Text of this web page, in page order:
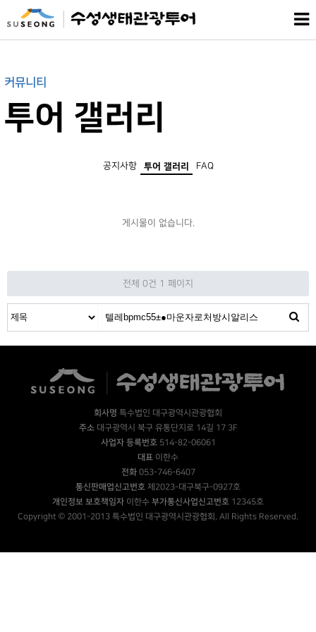
커뮤니티
투어 갤러리
공지사항 투어 갤러리 FAQ
게시물이 없습니다.
전체 0건 1 페이지
회사명 특수법인 대구광역시관광협회
주소대구광역시 북구 유통단지로 14길 17 3F
사업자 등록번호514-82-06061
대표 이한수
전화053-746-6407
통신판매업신고번호 제2023-대구북구-0927호
개인정보 보호책임자 이한수 부가통신사업신고번호 12345호
Copyright © 2001-2013 특수법인 대구광역시관광협회. All Rights Reserved.